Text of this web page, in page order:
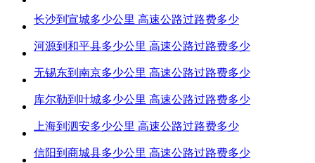
长沙到宣城多少公里 高速公路过路费多少
河源到和平县多少公里 高速公路过路费多少
无锡东到南京多少公里 高速公路过路费多少
库尔勒到叶城多少公里 高速公路过路费多少
上海到泗安多少公里 高速公路过路费多少
信阳到商城县多少公里 高速公路过路费多少